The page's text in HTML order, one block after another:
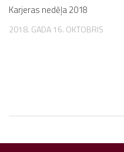
Karjeras nedēļa 2018
2018. GADA 16. OKTOBRIS